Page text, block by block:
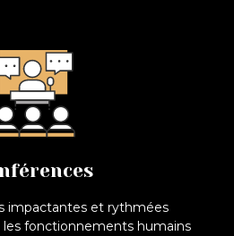
impactantes et rythmées
fonctionnements humains
sont proposés
transformer votre entreprise,